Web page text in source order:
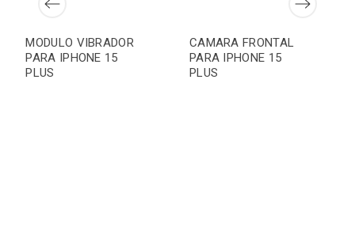
MODULO VIBRADOR
PARA IPHONE 15
PLUS
CAMARA FRONTAL
PARA IPHONE 15
PLUS